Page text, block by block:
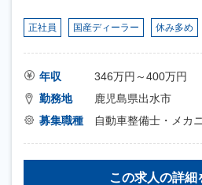
正社員 国産ディーラー 休み多め
年収
346万円～400万円
勤務地
鹿児島県出水市
募集職種
自動車整備士・メカ
この求人の詳細